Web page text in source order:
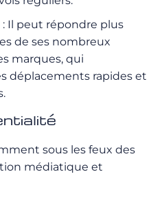
Il peut répondre plus
de ses nombreux
marques, qui
déplacements rapides et
sous les feux des
médiatique et